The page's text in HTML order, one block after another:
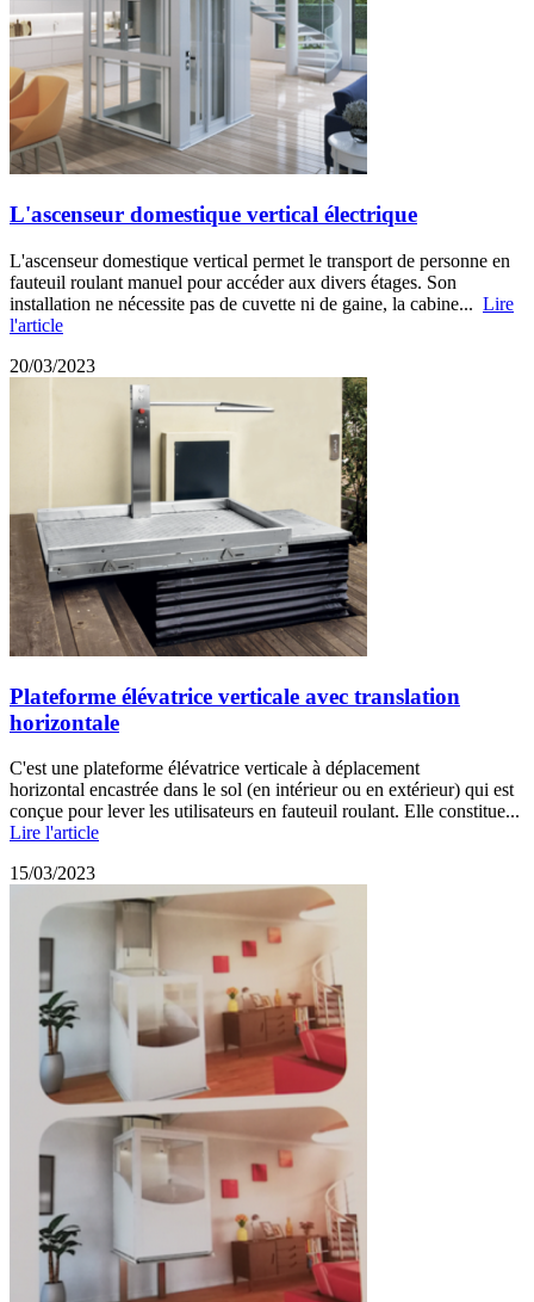
L'ascenseur domestique vertical électrique
L'ascenseur domestique vertical permet le transport de personne en
fauteuil roulant manuel pour accéder aux divers étages. Son
installation ne nécessite pas de cuvette ni de gaine, la cabine... Lire
l'article
20/03/2023
Plateforme élévatrice verticale avec translation
horizontale
C'est une plateforme élévatrice verticale à déplacement
horizontal encastrée dans le sol (en intérieur ou en extérieur) qui est
conçue pour lever les utilisateurs en fauteuil roulant. Elle constitue...
Lire l'article
15/03/2023